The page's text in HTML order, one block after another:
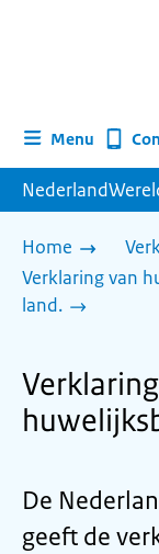
Menu
Home
Verklaring van
land.
De
geeft de